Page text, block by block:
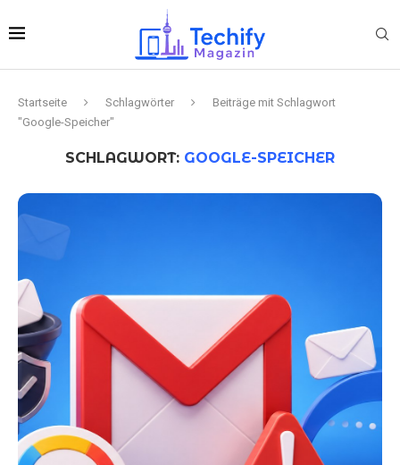
Startseite Schlagwörter
Beiträge mit Schlagwort
"Google-Speicher"
SCHLAGWORT: GOOGLE-SPEICHER